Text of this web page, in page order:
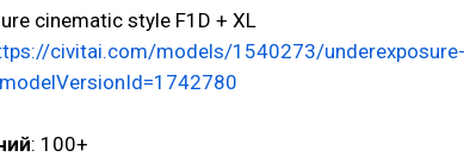
cinematic style F1D + XL
civitai.com/models/1540273/underexposure-
: 100+